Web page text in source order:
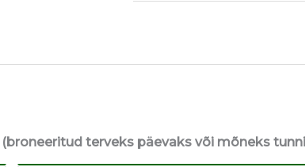
terveks päevaks või mõneks